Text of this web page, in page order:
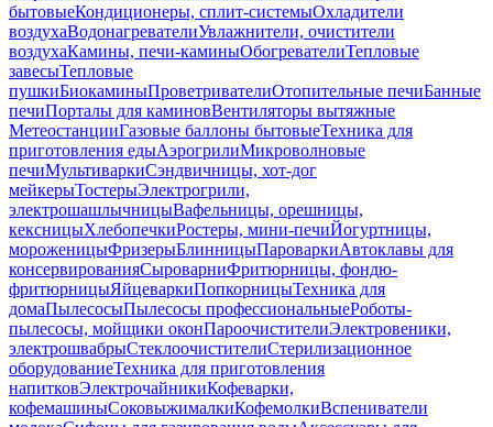
бытовыеКондиционеры, сплит-системыОхладители
воздухаВодонагревателиУвлажнители, очистители
воздухаКамины, печи-каминыОбогревателиТепловые
завесыТепловые
пушкиБиокаминыПроветривателиОтопительные печиБанные
печиПорталы для каминовВентиляторы вытяжные
МетеостанцииГазовые баллоны бытовыеТехника для
приготовления едыАэрогрилиМикроволновые
печиМультиваркиСэндвичницы, хот-дог
мейкерыТостерыЭлектрогрили,
электрошашлычницыВафельницы, орешницы,
кексницыХлебопечкиРостеры, мини-печиЙогуртницы,
мороженицыФризерыБлинницыПароваркиАвтоклавы для
консервированияСыроварниФритюрницы, фондю-
фритюрницыЯйцеваркиПопкорницыТехника для
домаПылесосыПылесосы профессиональныеРоботы-
пылесосы, мойщики оконПароочистителиЭлектровеники,
электрошвабрыСтеклоочистителиСтерилизационное
оборудованиеТехника для приготовления
напитковЭлектрочайникиКофеварки,
кофемашиныСоковыжималкиКофемолкиВспениватели